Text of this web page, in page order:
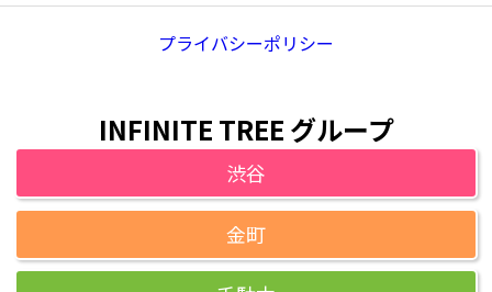
プライバシーポリシー
INFINITE TREE グループ
渋谷
金町